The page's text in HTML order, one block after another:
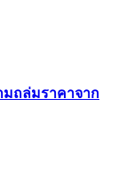
มถล่มราคาจาก